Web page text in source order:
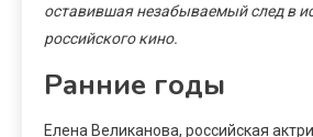
оставившая незабываемый след в
российского кино.
Ранние годы
Елена Великанова, российская